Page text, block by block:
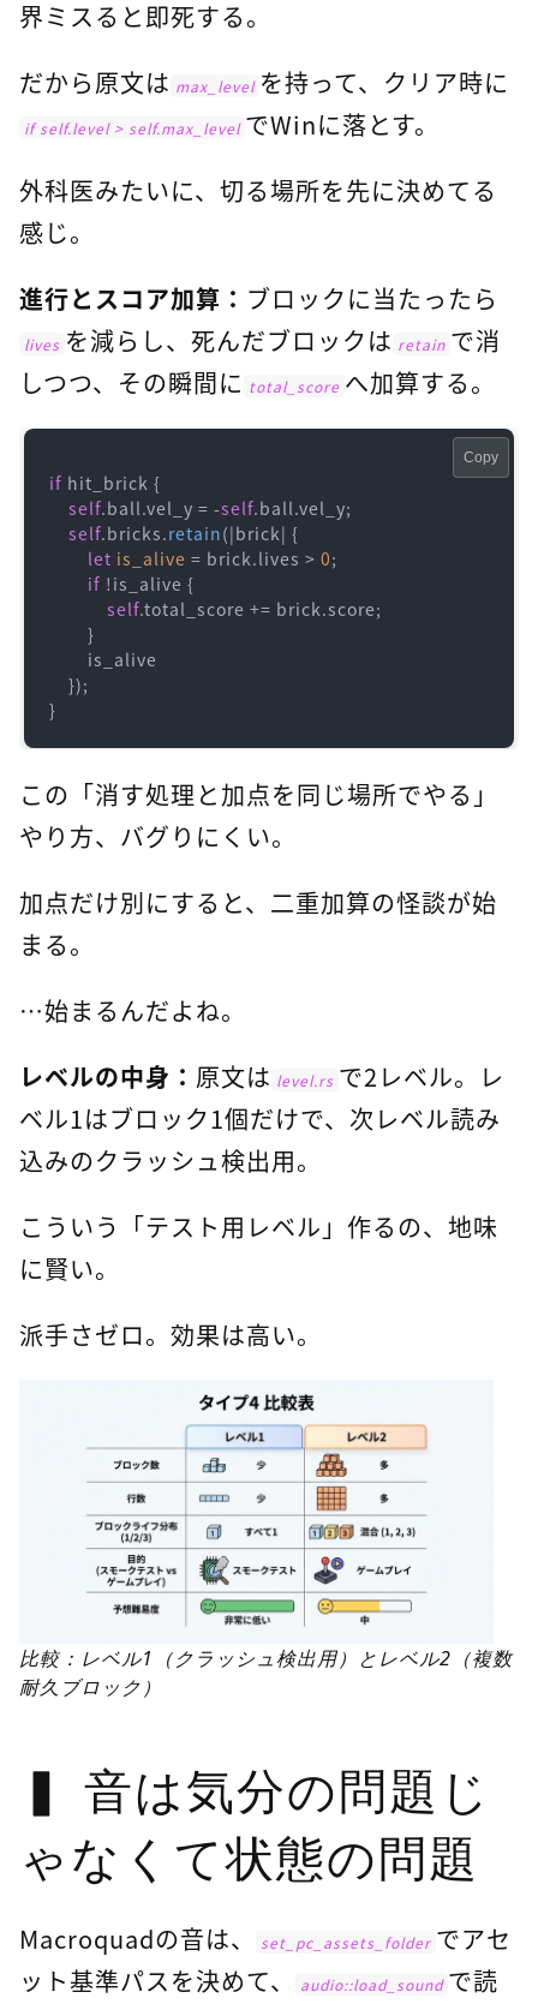
界ミスると即死する。
だから原文は max_level を持って、クリア時に
if self.level > self.max_level でWinに落とす。
外科医みたいに、切る場所を先に決めてる
感じ。
進行とスコア加算： ブロックに当たったら
lives を減らし、死んだブロックは retain で消
しつつ、その瞬間に total_score へ加算する。
if hit_brick {
self.ball.vel_y = -self.ball.vel_y;
self.bricks.retain(|brick| {
let is_alive = brick.lives > 0;
if !is_alive {
self.total_score += brick.score;
}
Copy
この「消す処理と加点を同じ場所でやる」
やり方、バグりにくい。
加点だけ別にすると、二重加算の怪談が始
まる。
…始まるんだよね。
レベルの中身： 原文は level.rs で2レベル。レ
ベル1はブロック1個だけで、次レベル読み
込みのクラッシュ検出用。
こういう「テスト用レベル」作るの、地味
に賢い。
派手さゼロ。効果は高い。
比較：レベル1（クラッシュ検出用）とレベル2（複数
耐久ブロック）
音は気分の問題じ
ゃなくて状態の問題
Macroquadの音は、 set_pc_assets_folder でアセ
ット基準パスを決めて、
audio::load_sound で読